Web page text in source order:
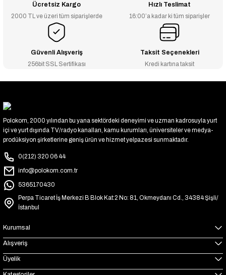
Ücretsiz Kargo
2000 TL ve üzeri tüm siparişlerde
Hızlı Teslimat
16:00’a kadar ki tüm siparişler
Güvenli Alışveriş
256bit SSL Sertifikası
Taksit Seçenekleri
Kredi kartına taksit
Polokom, 2000 yılından bu yana sektördeki deneyimi ve uzman kadrosuyla yurt
içi ve yurt dışında TV/radyo kanalları, kamu kurumları, üniversiteler ve medya-
prodüksiyon şirketlerine geniş ürün ve hizmet yelpazesi sunmaktadır.
0(212) 320 06 44
info@polokom.com.tr
5365170430
Perpa Ticaret İş Merkezi B Blok Kat:2 No: 81, Okmeydanı Cd., 34384 Şişli/
İstanbul
Kurumsal
Alışveriş
Üyelik